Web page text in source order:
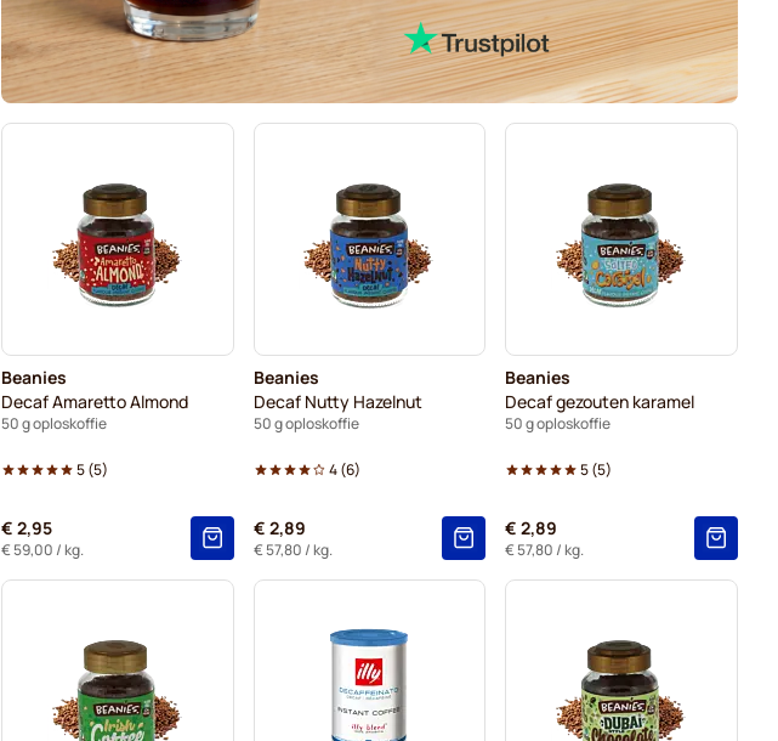
Beanies
Decaf Amaretto Almond
50 g oploskoffie
5(5)
€ 2,95
€ 59,00 / kg.
Beanies
Decaf Nutty Hazelnut
50 g oploskoffie
4(6)
€ 2,89
€ 57,80 / kg.
Beanies
Decaf gezouten karamel
50 g oploskoffie
5(5)
€ 2,89
€ 57,80 / kg.